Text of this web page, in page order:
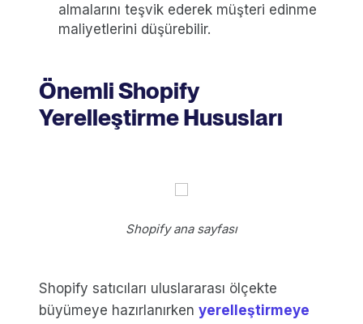
almalarını teşvik ederek müşteri edinme
maliyetlerini düşürebilir.
Önemli Shopify
Yerelleştirme Hususları
Shopify ana sayfası
Shopify satıcıları uluslararası ölçekte
büyümeye hazırlanırken yerelleştirmeye